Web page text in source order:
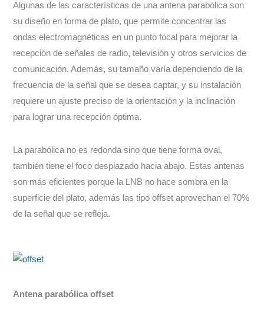
Algunas de las características de una antena parabólica son
su diseño en forma de plato, que permite concentrar las
ondas electromagnéticas en un punto focal para mejorar la
recepción de señales de radio, televisión y otros servicios de
comunicación. Además, su tamaño varía dependiendo de la
frecuencia de la señal que se desea captar, y su instalación
requiere un ajuste preciso de la orientación y la inclinación
para lograr una recepción óptima.
La parabólica no es redonda sino que tiene forma oval,
también tiene el foco desplazado hacia abajo. Estas antenas
son más eficientes porque la LNB no hace sombra en la
superficie del plato, además las tipo offset aprovechan el 70%
de la señal que se refleja.
Antena parabólica offset